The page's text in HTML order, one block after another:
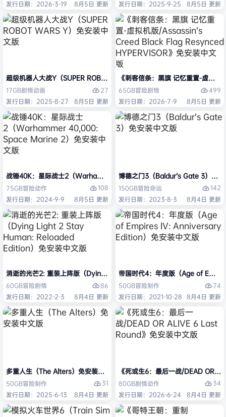
发行日期：2026-3-19
8月5日 更新
发行日期：2025-9-25
8月5日 更新
超级机器人大战Y（SUPER ROBOT WARS Y）免安装中文版
17GB剧情动画
27
发行日期：2025-8-27
8月5日 更新
《刺客信条：黑旗 记忆重置-虚拟
65GB冒险剧情
499
发行日期：2026-7-9
8月5日 更新
战锤40K：星际战士2（Warhammer 40,000: Space Marine 2）免安装
75GB冒险动作
108
发行日期：2024-9-9
8月5日 更新
博德之门3（Baldur’s Gate 3）免安
150GB冒险命运
142
发行日期：2023-8-3
8月4日 更新
消逝的光芒2: 重装上阵版（Dying Light 2 Stay Human: Reloaded
60GB冒险剧情
86
发行日期：2022-2-3
8月4日 更新
帝国时代4：年度版（Age of
50GB冒险制作
74
发行日期：2021-10-28 8月4日 更新
多重人生（The Alters）免安装中文版
50GB冒险制作
31
发行日期：2025-6-13
8月4日 更新
《死或生6：最后一战/DEAD OR
80GB剧情动作
34
发行日期：2026-6-24
8月4日 更新